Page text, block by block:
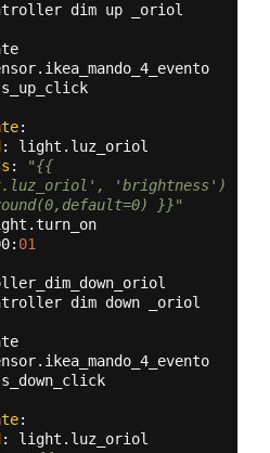
dim up _oriol
:
: light.luz_oriol
:
"{{
'brightness')
}}"
: 01
dim down _oriol
:
: light.luz_oriol